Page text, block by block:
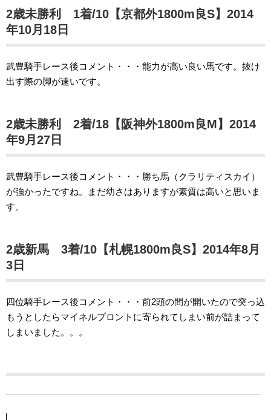
2歳未勝利 1着/10【京都外1800m良S】2014
年10月18日
武豊騎手レース後コメント・・・能力が高い良い馬です。抜け
出す際の脚が速いです。
2歳未勝利 2着/18【阪神外1800m良M】2014
年9月27日
武豊騎手レース後コメント・・・勝ち馬（クラリティスカイ）
が強かったですね。まだ幼さはありますが素質は高いと思いま
す。
2歳新馬 3着/10【札幌1800m良S】2014年8月
3日
四位騎手レース後コメント・・・前2頭の間が開いたので突っ込
もうとしたらマイネルプロントに寄られてしまい前が詰まって
しまいました。。。